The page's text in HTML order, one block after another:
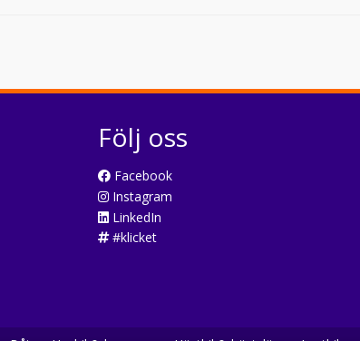
Följ oss
Facebook
Instagram
LinkedIn
#klicket